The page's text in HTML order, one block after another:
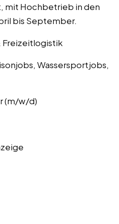
mit Hochbetrieb in den
bis September.
Freizeitlogistik
Wassersportjobs,
(m/w/d)